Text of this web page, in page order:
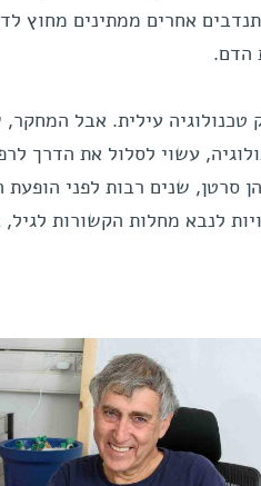
אחרים ממתינים מחוץ
הדם.
טכנולוגיה עילית. אבל
עשוי לסלול את הדרך
סרטן, שנים רבות לפני
לנבא מחלות הקשורות